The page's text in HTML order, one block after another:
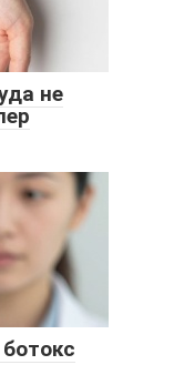
не